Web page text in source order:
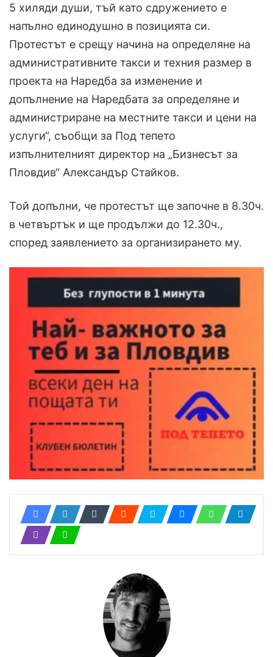
5 хиляди души, тъй като сдружението е
напълно единодушно в позицията си.
Протестът е срещу начина на определяне на
административните такси и техния размер в
проекта на Наредба за изменение и
допълнение на Наредбата за определяне и
администриране на местните такси и цени на
услуги“, съобщи за Под тепето
изпълнителният директор на „Бизнесът за
Пловдив“ Александър Стайков.
Той допълни, че протестът ще започне в 8.30ч.
в четвъртък и ще продължи до 12.30ч.,
според заявлението за организирането му.